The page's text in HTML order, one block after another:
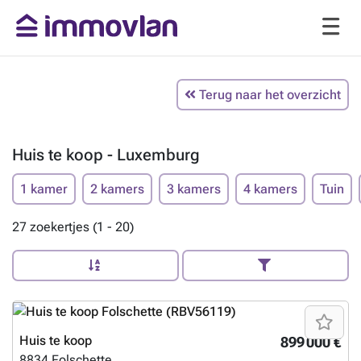
Terug naar het overzicht
Huis te koop - Luxemburg
1 kamer 2 kamers 3 kamers 4 kamers Tuin
27 zoekertjes (1 - 20)
899 000 €
Huis te koop